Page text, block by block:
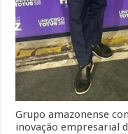
Grupo amazonense
inovação empresarial